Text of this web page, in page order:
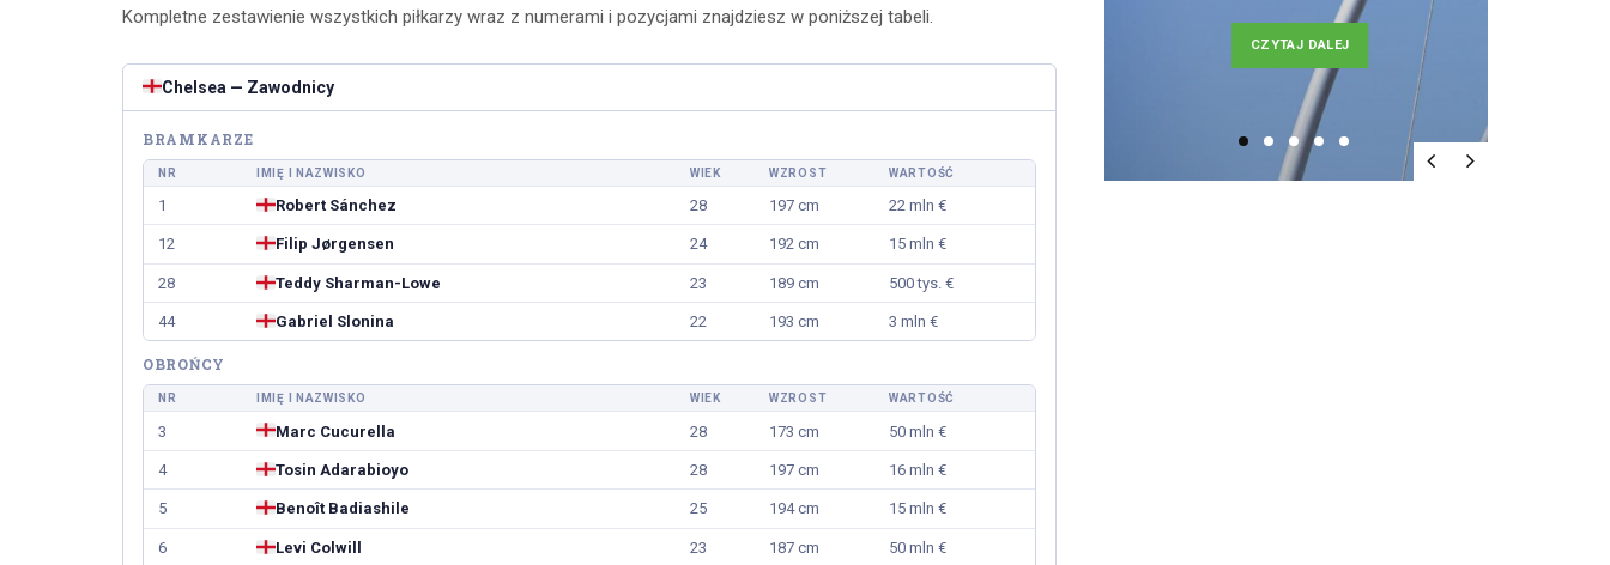
Kompletne zestawienie wszystkich piłkarzy wraz z numerami i pozycjami znajdziesz w poniższej tabeli.
Chelsea — Zawodnicy
BRAMKARZE
NR IMIĘ I NAZWISKO WIEK WZROST WARTOŚĆ
1 Robert Sánchez 28 197 cm 22 mln €
12 Filip Jørgensen 24 192 cm 15 mln €
28 Teddy Sharman-Lowe 23 189 cm 500 tys. €
44 Gabriel Slonina 22 193 cm 3 mln €
OBROŃCY
NR IMIĘ I NAZWISKO WIEK WZROST WARTOŚĆ
3 Marc Cucurella 28 173 cm 50 mln €
4 Tosin Adarabioyo 28 197 cm 16 mln €
5 Benoît Badiashile 25 194 cm 15 mln €
6 Levi Colwill 23 187 cm 50 mln €
CZYTAJ DALEJ
CZYTAJ DALEJ